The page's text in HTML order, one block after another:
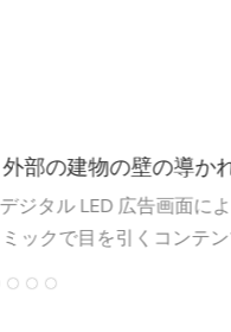
イベント/小売店/展示
スターLEDディス
ポスターディスプレイの
広範囲です。 彼らは、自